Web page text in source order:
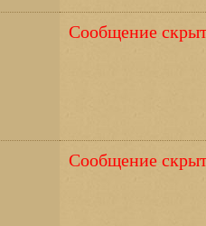
Сообщение
Сообщение